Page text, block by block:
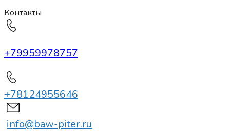
Контакты
+79959978757
+78124955646
info@baw-piter.ru